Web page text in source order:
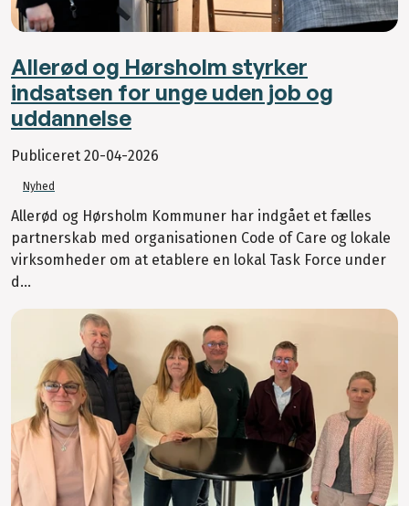
Allerød og Hørsholm styrker
indsatsen for unge uden job og
uddannelse
Publiceret 20-04-2026
Nyhed
Allerød og Hørsholm Kommuner har indgået et fælles
partnerskab med organisationen Code of Care og lokale
virksomheder om at etablere en lokal Task Force under
d...